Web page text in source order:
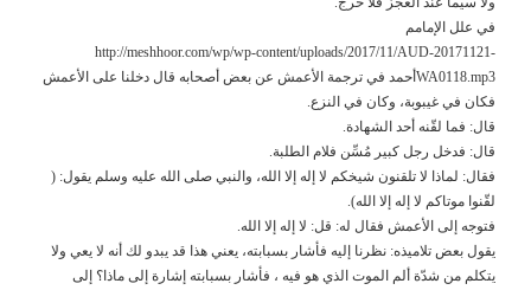
في علل الإمامم
http://meshhoor.com/wp/wp-content/uploads/2017/11/AUD-20171121-
WA0118.mp3أحمد في ترجمة الأعمش عن بعض أصحابه قال دخلنا على الأعمش
فكان في غيبوبة، وكان في النزع.
قال: فما لقّنه أحد الشهادة.
قال: فدخل رجل كبير مُسِّن فلام الطلبة.
فقال: لماذا لا تلقنون شيخكم لا إله إلا الله، والنبي صلى الله عليه وسلم يقول: (
لقّنوا موتاكم لا إله إلا الله).
فتوجه إلى الأعمش فقال له: قل: لا إله إلا الله.
يقول بعض تلاميذه: نظرنا إليه فأشار بسبابته، يعني هذا قد يبدو لك أنه لا يعي ولا
يتكلم من شدّة ألم الموت الذي هو فيه ، فأشار بسبابته إشارة إلى ماذا؟ إلى